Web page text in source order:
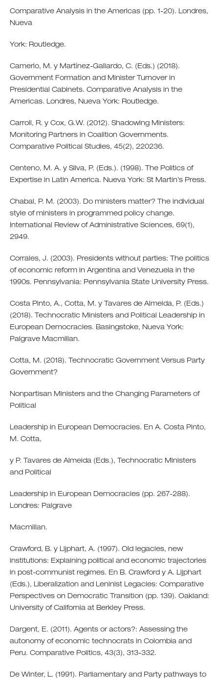
Comparative Analysis in the Americas (pp. 1-20). Londres,
Nueva
York: Routledge.
Camerlo, M. y Martínez-Gallardo, C. (Eds.) (2018).
Government Formation and Minister Turnover in
Presidential Cabinets. Comparative Analysis in the
Americas. Londres, Nueva York: Routledge.
Carroll, R. y Cox, G.W. (2012). Shadowing Ministers:
Monitoring Partners in Coalition Governments.
Comparative Political Studies, 45(2), 220236.
Centeno, M. A. y Silva, P. (Eds.). (1998). The Politics of
Expertise in Latin America. Nueva York: St Martin’s Press.
Chabal, P. M. (2003). Do ministers matter? The individual
style of ministers in programmed policy change.
International Review of Administrative Sciences, 69(1),
2949.
Corrales, J. (2003). Presidents without parties: The politics
of economic reform in Argentina and Venezuela in the
1990s. Pennsylvania: Pennsylvania State University Press.
Costa Pinto, A., Cotta, M. y Tavares de Almeida, P. (Eds.)
(2018). Technocratic Ministers and Political Leadership in
European Democracies. Basingstoke, Nueva York:
Palgrave Macmillan.
Cotta, M. (2018). Technocratic Government Versus Party
Government?
Nonpartisan Ministers and the Changing Parameters of
Political
Leadership in European Democracies. En A. Costa Pinto,
M. Cotta,
y P. Tavares de Almeida (Eds.), Technocratic Ministers
and Political
Leadership in European Democracies (pp. 267-288).
Londres: Palgrave
Macmillan.
Crawford, B. y Lijphart, A. (1997). Old legacies, new
institutions: Explaining political and economic trajectories
in post-communist regimes. En B. Crawford y A. Lijphart
(Eds.), Liberalization and Leninist Legacies: Comparative
Perspectives on Democratic Transition (pp. 139). Oakland:
University of California at Berkley Press.
Dargent, E. (2011). Agents or actors?: Assessing the
autonomy of economic technocrats in Colombia and
Peru. Comparative Politics, 43(3), 313-332.
De Winter, L. (1991). Parliamentary and Party pathways to